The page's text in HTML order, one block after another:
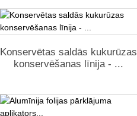
Konservētas saldās kukurūzas
konservēšanas līnija - ...